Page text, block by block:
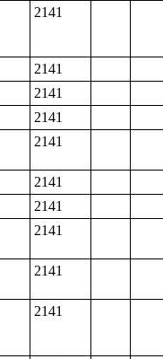
2141
2141
2141
2141
2141
2141
2141
2141
2141
2141